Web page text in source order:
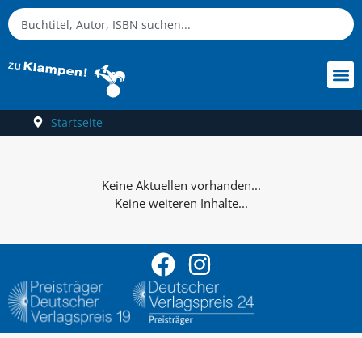
Startseite
Keine weiteren Inhalte...